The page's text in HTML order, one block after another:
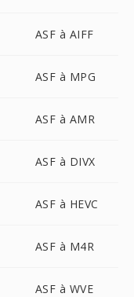
ASF à AIFF
ASF à MPG
ASF à AMR
ASF à DIVX
ASF à HEVC
ASF à M4R
ASF à WVE